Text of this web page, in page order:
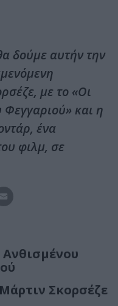
δούμε αυτήν την
με το «Οι
και η
ένα
φιλμ, σε
Σκορσέζε